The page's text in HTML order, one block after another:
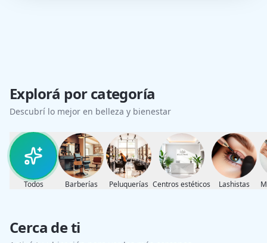
Explorá por categoría
Descubrí lo mejor en belleza y bienestar
Todos Barberías Peluquerías Centros estéticos Lashistas
Cerca de ti